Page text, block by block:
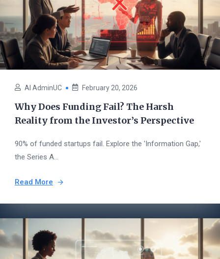
AI AdminUC February 20, 2026
Why Does Funding Fail? The Harsh
Reality from the Investor’s Perspective
90% of funded startups fail. Explore the 'Information Gap,'
the Series A...
Read More